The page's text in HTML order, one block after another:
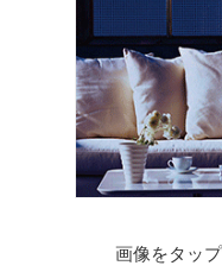
画像をタッ